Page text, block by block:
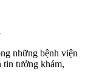
những bệnh viện
tưởng khám,